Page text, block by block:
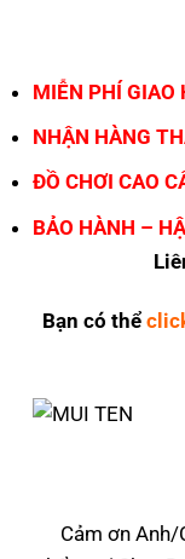
MIỄN PHÍ GIAO
NHẬN HÀNG
ĐỒ CHƠI CAO
BẢO HÀNH –
Bạn có thể
Cảm ơn